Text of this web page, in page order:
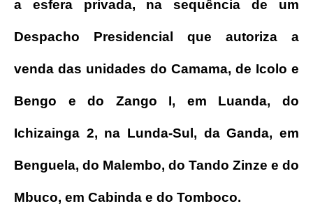
a esfera privada, na sequência de um
Despacho Presidencial que autoriza a
venda das unidades do Camama, de Icolo e
Bengo e do Zango I, em Luanda, do
Ichizainga 2, na Lunda-Sul, da Ganda, em
Benguela, do Malembo, do Tando Zinze e do
Mbuco, em Cabinda e do Tomboco.